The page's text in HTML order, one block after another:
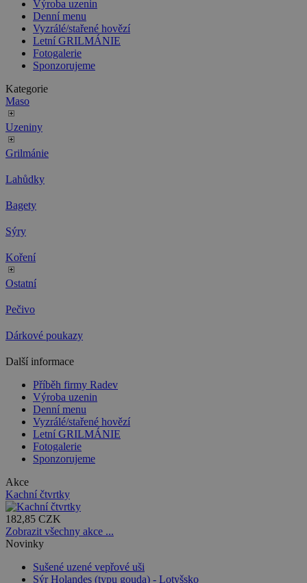
Výroba uzenin
Denní menu
Vyzrálé/stařené hovězí
Letní GRILMÁNIE
Fotogalerie
Sponzorujeme
Kategorie
Maso
Uzeniny
Grilmánie
Lahůdky
Bagety
Sýry
Koření
Ostatní
Pečivo
Dárkové poukazy
Další informace
Příběh firmy Radev
Výroba uzenin
Denní menu
Vyzrálé/stařené hovězí
Letní GRILMÁNIE
Fotogalerie
Sponzorujeme
Akce
Kachní čtvrtky
182,85 CZK
Zobrazit všechny akce ...
Novinky
Sušené uzené vepřové uši
Sýr Holandes (typu gouda) - Lotyšsko